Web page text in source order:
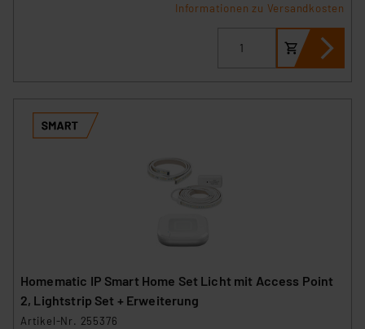
Informationen zu Versandkosten
Homematic IP Smart Home Set Licht mit Access Point
2, Lightstrip Set + Erweiterung
Artikel-Nr. 255376